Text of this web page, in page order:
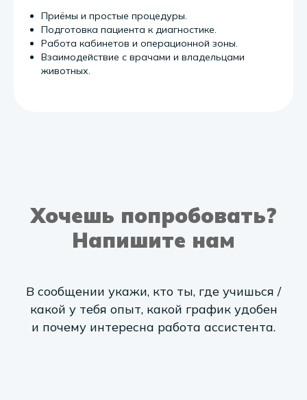
Приёмы и простые процедуры.
Подготовка пациента к диагностике.
Работа кабинетов и операционной зоны.
Взаимодействие с врачами и владельцами
животных.
Хочешь попробовать?
Напишите нам
В сообщении укажи, кто ты, где учишься /
какой у тебя опыт, какой график удобен
и почему интересна работа ассистента.